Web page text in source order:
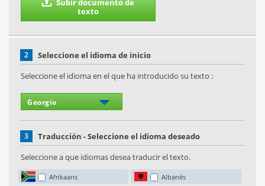
Subir documento de
texto
2
Seleccione el idioma de inicio
Seleccione el idioma en el que ha introducido su texto :
3
Traducción - Seleccione el idioma deseado
Seleccione a que idiomas desea traducir el texto.
Afrikaans
Albanés